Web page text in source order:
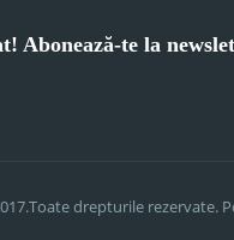
Abonează-te la
drepturile rezervate.